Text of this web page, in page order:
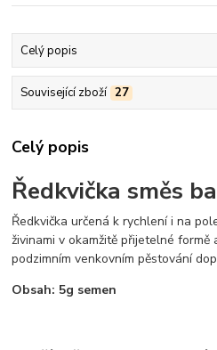
Celý popis
Související zboží 27
Celý popis
Ředkvička směs
Ředkvička určená k rychlení i na
živinami v okamžitě přijetelné formě
podzimním venkovním pěstování
Obsah: 5g semen